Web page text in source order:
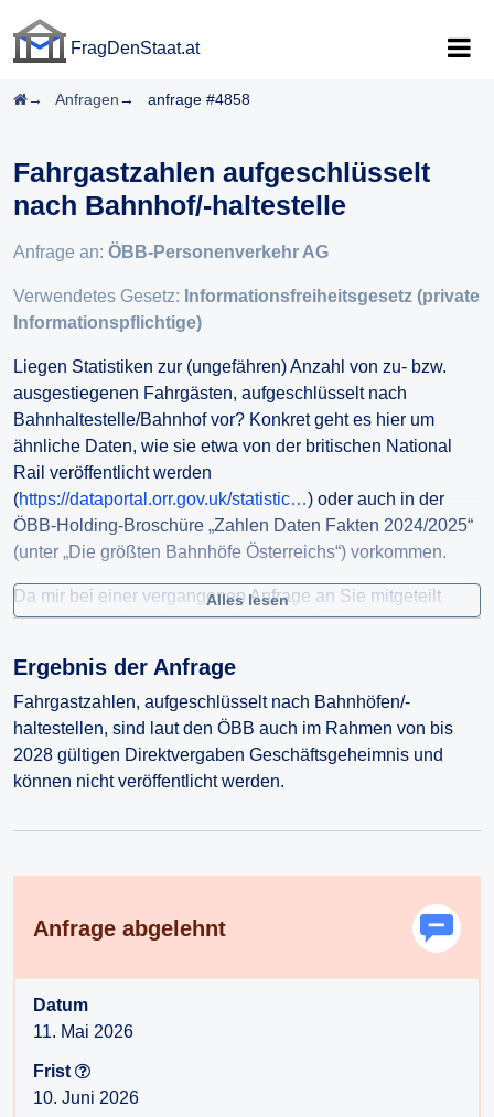
FragDenStaat.at
Startseite
Anfragen anfrage #4858
Fahrgastzahlen aufgeschlüsselt
nach Bahnhof/-haltestelle
Anfrage an: ÖBB-Personenverkehr AG
Verwendetes Gesetz: Informationsfreiheitsgesetz (private
Informationspflichtige)
Liegen Statistiken zur (ungefähren) Anzahl von zu- bzw.
ausgestiegenen Fahrgästen, aufgeschlüsselt nach
Bahnhaltestelle/Bahnhof vor? Konkret geht es hier um
ähnliche Daten, wie sie etwa von der britischen National
Rail veröffentlicht werden
(https://dataportal.orr.gov.uk/statistic…) oder auch in der
ÖBB-Holding-Broschüre „Zahlen Daten Fakten 2024/2025“
(unter „Die größten Bahnhöfe Österreichs“) vorkommen.
Da mir bei einer vergangenen Anfrage an Sie mitgeteilt
wurde, dass diese Daten aufgrund der Wahrung von
möchte ich diese Anfrage nun auf die im Rahmen der
Direktvergaben “AT1 Ostregion 2024+”, “AT22 Steiermark
2024+”, “AT31 Oberösterreich 2024+”, “AT32 Salzburg
2023+”, “AT33 Tirol 2024+” und “AT34 Vorarlberg 2024+”
bedienten Bahnhöfen/-haltestellen beschränken. Da es sich
mit meiner Annahme richtig zu liegen, dass die
Alles lesen
Ergebnis der Anfrage
Fahrgastzahlen, aufgeschlüsselt nach Bahnhöfen/-
haltestellen, sind laut den ÖBB auch im Rahmen von bis
2028 gültigen Direktvergaben Geschäftsgeheimnis und
können nicht veröffentlicht werden.
Anfrage abgelehnt
Datum
11. Mai 2026
Frist
10. Juni 2026